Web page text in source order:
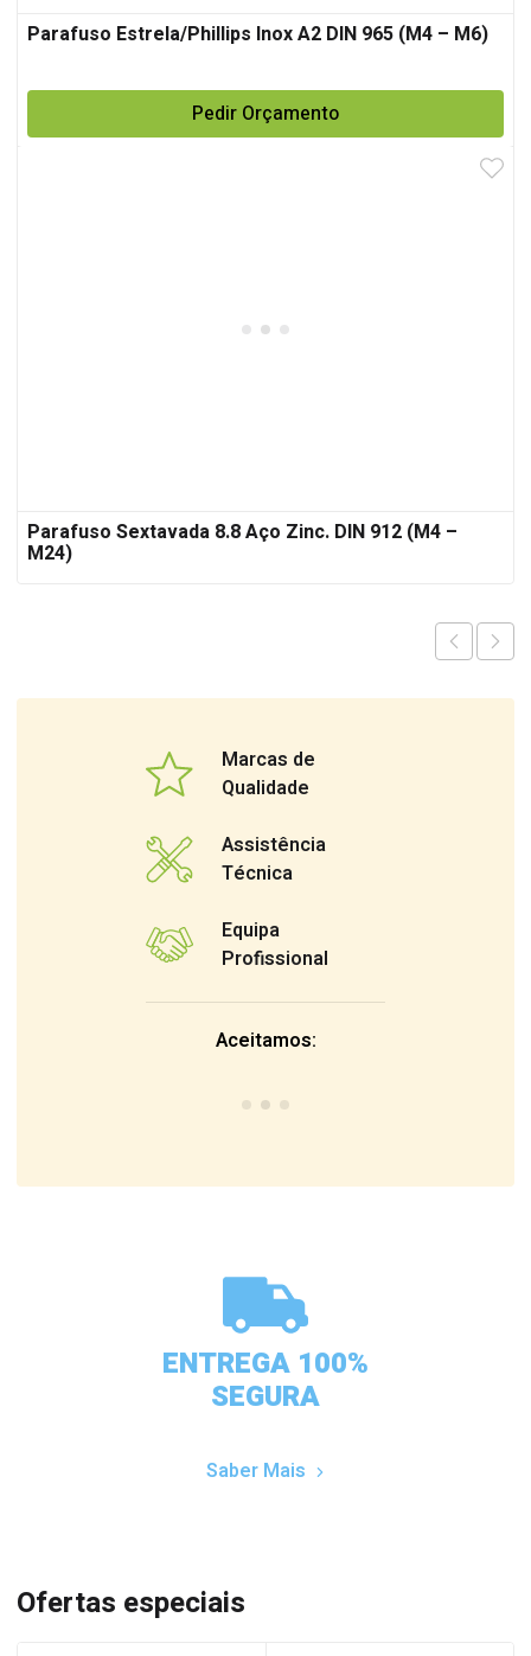
Parafuso Estrela/Phillips Inox A2 DIN 965 (M4 – M6)
Pedir Orçamento
Parafuso Sextavada 8.8 Aço Zinc. DIN 912 (M4 –
M24)
Marcas de
Qualidade
Assistência
Técnica
Equipa
Profissional
Aceitamos:
ENTREGA 100%
SEGURA
Saber Mais
Ofertas especiais